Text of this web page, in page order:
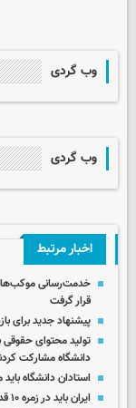
وب گردی
وب گردی
اخبار مرتبط
خدمت‌رسانی
قرار گرفت
پیشنهاد جدید برای
دانشگاه مشارکت
استادان دانشگاه
ایران باید در زمره ۱۰ قدرت برتر هوش مصنوعی جهان قرار گیرد